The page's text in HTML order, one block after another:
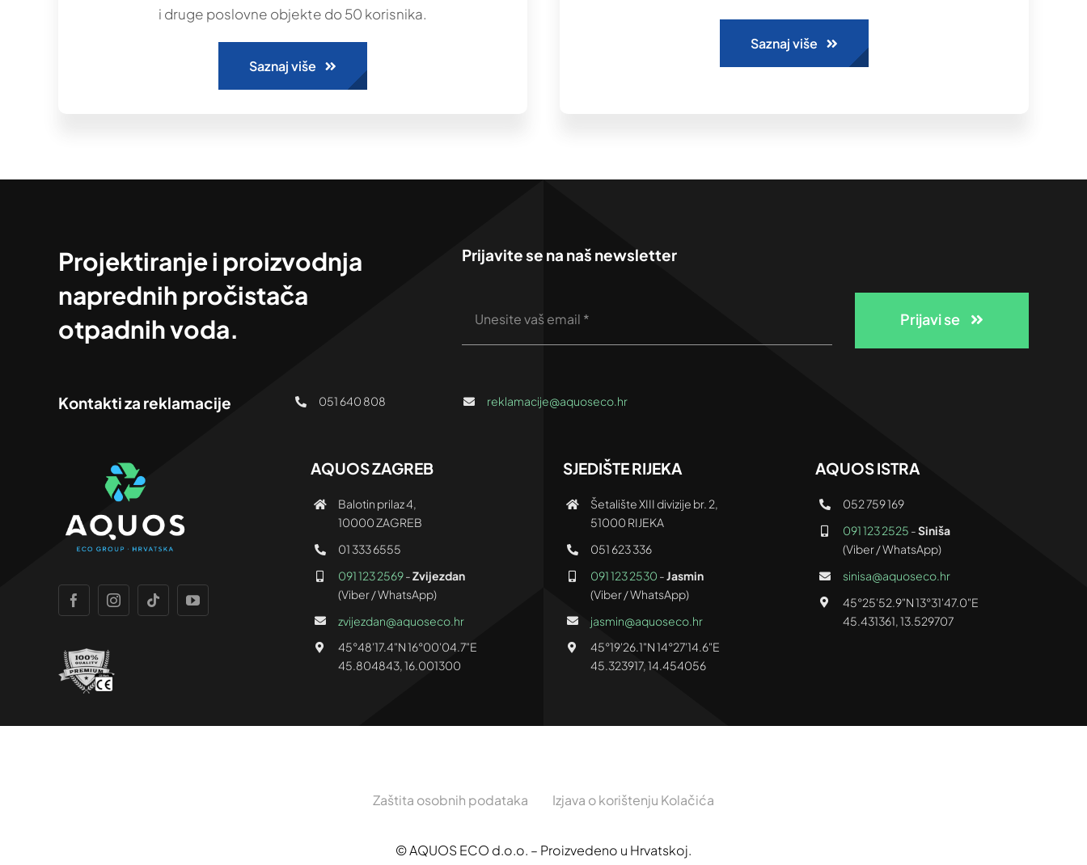
i druge poslovne objekte do 50 korisnika.
Saznaj više
Saznaj više
Projektiranje i proizvodnja
naprednih pročistača
otpadnih voda.
Prijavite se na naš newsletter
Prijavi se
Kontakti za reklamacije 051 640 808 reklamacije@aquoseco.hr
AQUOS ZAGREB
Balotin prilaz 4,
10000 ZAGREB
01 333 6555
091 123 2569-Zvijezdan
(Viber / WhatsApp)
zvijezdan@aquoseco.hr
45°48'17.4"N 16°00'04.7"E
45.804843, 16.001300
SJEDIŠTE RIJEKA
Šetalište XIII divizije br. 2,
51000 RIJEKA
051 623 336
091 123 2530 -Jasmin
(Viber / WhatsApp)
jasmin@aquoseco.hr
45°19'26.1"N 14°27'14.6"E
45.323917, 14.454056
AQUOS ISTRA
052 759 169
091 123 2525 -Siniša
(Viber / WhatsApp)
sinisa@aquoseco.hr
45°25'52.9"N 13°31'47.0"E
45.431361, 13.529707
Zaštita osobnih podataka Izjava o korištenju Kolačića
© AQUOS ECO d.o.o. – Proizvedeno u Hrvatskoj.